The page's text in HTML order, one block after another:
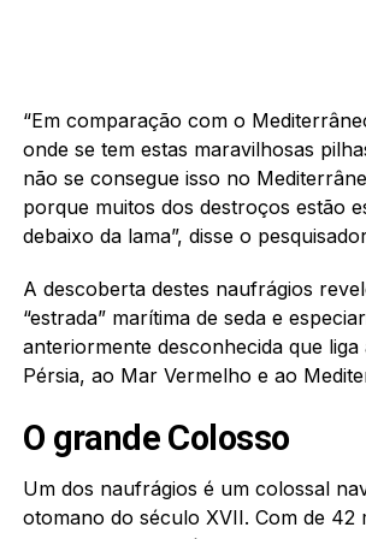
“Em comparação com o
onde se tem estas maravilhosas
não se consegue isso no
porque muitos dos destroços estão
debaixo da lama”, disse o
A descoberta destes naufrágios
“estrada” marítima de seda e
anteriormente desconhecida que liga
Pérsia, ao Mar Vermelho e ao
O grande Colosso
Um dos naufrágios é um colossal
otomano do século XVII. Com de 42